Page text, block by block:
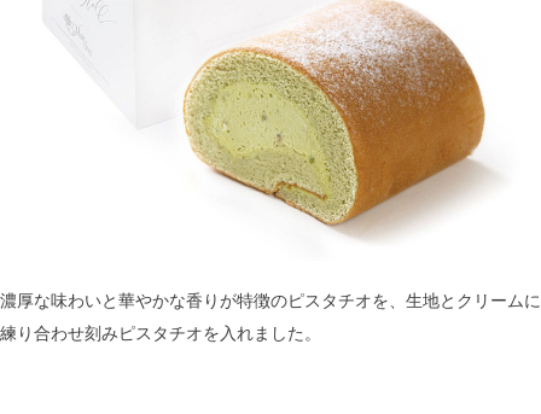
濃厚な味わいと華やかな香りが特徴のピスタチオを、生地とクリームに
練り合わせ刻みピスタチオを入れました。